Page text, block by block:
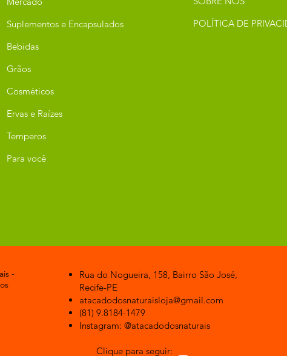
Suplementos e Encapsulados
Bebidas
Grãos
Cosméticos
Ervas e Raízes
Temperos
Para você
POLÍTICA DE
-
Rua do Nogueira, 158, Bairro São José,
Recife-PE
atacadodosnaturaisloja@gmail.com
(81) 9.8184-1479
Instagram: @atacadodosnaturais
Clique para seguir: